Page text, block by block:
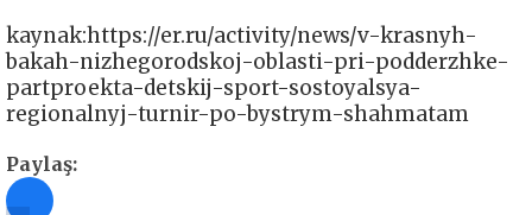
kaynak:https://er.ru/activity/news/v-krasnyh-
bakah-nizhegorodskoj-oblasti-pri-podderzhke-
partproekta-detskij-sport-sostoyalsya-
regionalnyj-turnir-po-bystrym-shahmatam
Paylaş: